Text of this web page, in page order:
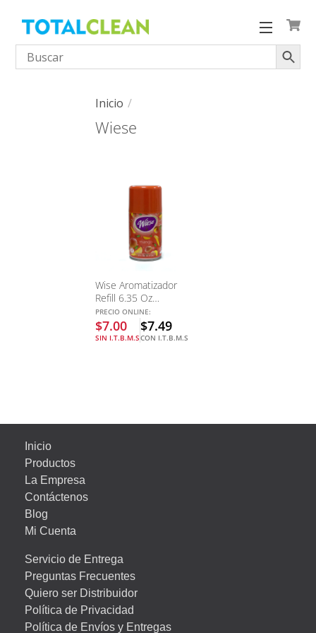
content
Menu
Inicio
Wiese
Wise Aromatizador
Refill 6.35 Oz
(Fragancias Variadas)
PRECIO ONLINE:
$7.00
SIN I.T.B.M.S
$7.49
CON I.T.B.M.S
Inicio
Productos
La Empresa
Contáctenos
Blog
Mi Cuenta
Servicio de Entrega
Preguntas Frecuentes
Quiero ser Distribuidor
Política de Privacidad
Política de Envíos y Entregas